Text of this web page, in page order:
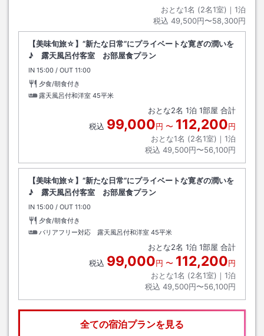
おとな1名 (2名1室)｜ 1泊
税込 49,500円〜58,300円
【美味旬旅☆】”新たな日常”にプライベートな寛ぎの潤いを
♪ 露天風呂付客室 お部屋食プラン
IN チェックイン
15:00 / OUT チェックアウト
11:00
夕食/朝食付き
露天風呂付和洋室 45平米
おとな2名 1泊 1部屋 合計
税込 99,000円 〜 112,200円
おとな1名 (2名1室)｜ 1泊
税込 49,500円〜56,100円
【美味旬旅☆】”新たな日常”にプライベートな寛ぎの潤いを
♪ 露天風呂付客室 お部屋食プラン
IN チェックイン
15:00 / OUT チェックアウト
11:00
夕食/朝食付き
バリアフリー対応 露天風呂付和洋室 45平米
おとな2名 1泊 1部屋 合計
税込 99,000円 〜 112,200円
おとな1名 (2名1室)｜ 1泊
税込 49,500円〜56,100円
全ての宿泊プランを見る